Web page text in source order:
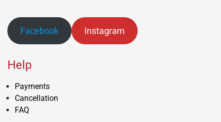
Facebook Instagram
Help
Payments
Cancellation
FAQ